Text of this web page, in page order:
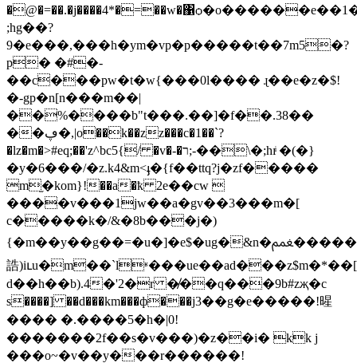
�@�=��.�j����4*�
;hg��?
9�e���,���h�ym�vp�p�����t��7m5�?
p� �#�-
��c���pw�t�w{���0l���� ɻ��e�z�$!
�-gp�n[n���m��|
��%����b"t���.��]�f��.38��
��ڥ�,|o��k��zz���c�1��`?
�lz�m�>#eq;��'z^bc5{/ �v�-�ר;-��\�;hıͥ �(�}
�y�6���/�z.k4&m<ֈ�{f��ttq?j�zf�����
m֦�kom}!��a�ҟ 2e��cw 
����v���1jw��a�gv��3���m�[
c�����k�/&�8b���j�)
{�m��y��g��=�u�]�e$�ug�&n�ﵹ������s=�]���>dd
誥
d��h��b).4�'2�r �̸��q���9b#zҗ�c
s����] ��d���km���ф���j3��g�e�����!暒
���� �.����5�h�|0!
�������2f��s�v���)�z��i� kk j
���o~�v��y���r������!